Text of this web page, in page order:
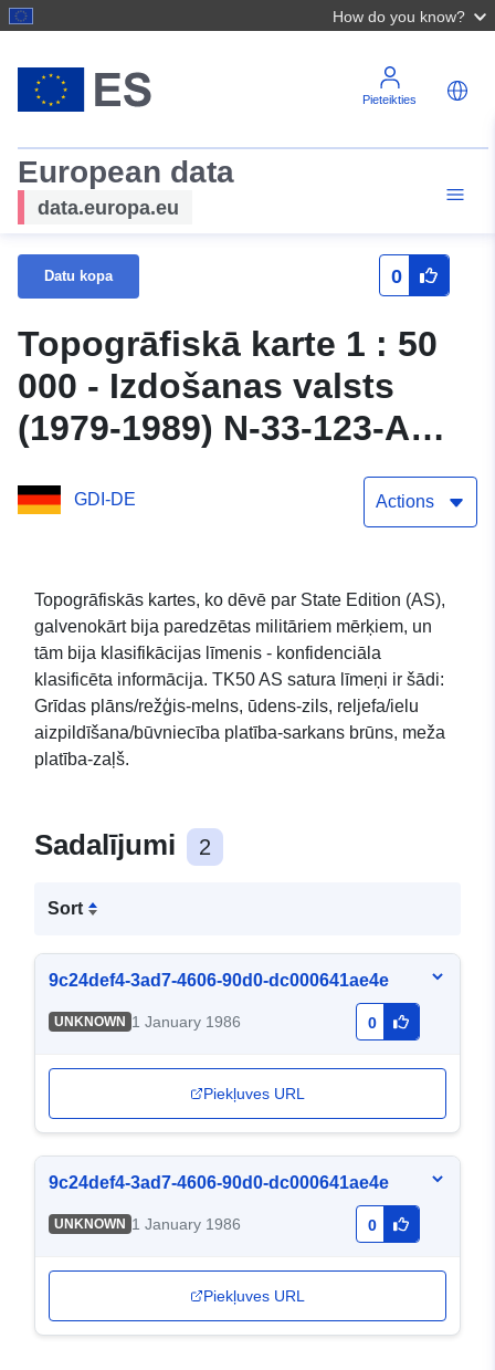
How do you know?
Pieteikties
European data
data.europa.eu
Datu kopa 0
Topogrāfiskā karte 1 : 50
000 - Izdošanas valsts
(1979-1989) N-33-123-A
Berlīne (Rietumi)-Spandau
GDI-DE Actions
Topogrāfiskās kartes, ko dēvē par State Edition (AS),
galvenokārt bija paredzētas militāriem mērķiem, un
tām bija klasifikācijas līmenis - konfidenciāla
klasificēta informācija. TK50 AS satura līmeņi ir šādi:
Grīdas plāns/režģis-melns, ūdens-zils, reljefa/ielu
aizpildīšana/būvniecība platība-sarkans brūns, meža
platība-zaļš.
Sadalījumi 2
Sort
9c24def4-3ad7-4606-90d0-dc000641ae4e
UNKNOWN 1 January 1986 0
Piekļuves URL
9c24def4-3ad7-4606-90d0-dc000641ae4e
UNKNOWN 1 January 1986 0
Piekļuves URL